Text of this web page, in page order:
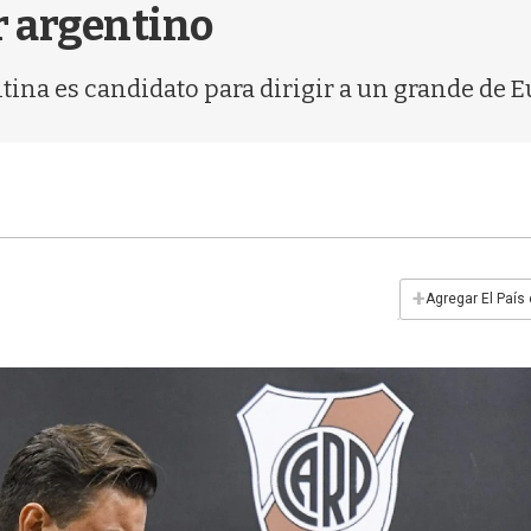
argentino
es candidato para dirigir a un grande de
+Agregar El País